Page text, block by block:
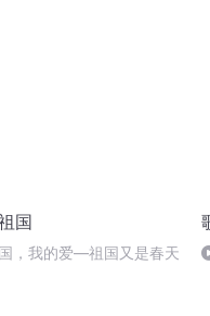
国
，我的爱—祖国又是春天